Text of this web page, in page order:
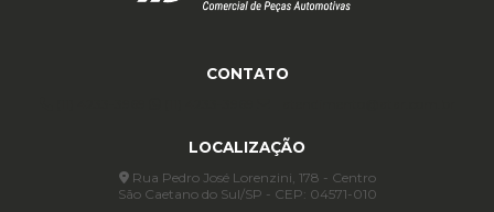
Anel para Vedação OR 339 - Cod 01772
Anel para Vedação OR 451 - Cod 01775
Assentador de Talão Pneu sem Câmara - Cod 01558
Automático para compressor 125 a 175 libras - Cod 02206
CONTATO
LOCALIZAÇÃO
Rua Pedro José Lorenzini, 178 - Centro
São Caetano do Sul/SP - CEP: 04571-010